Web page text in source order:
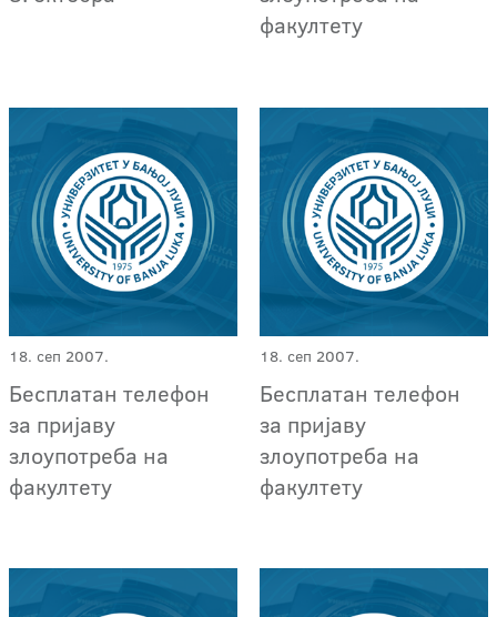
факултету
18. сеп 2007.
Бесплатан телефон
за пријаву
злоупотреба на
факултету
18. сеп 2007.
Бесплатан телефон
за пријаву
злоупотреба на
факултету